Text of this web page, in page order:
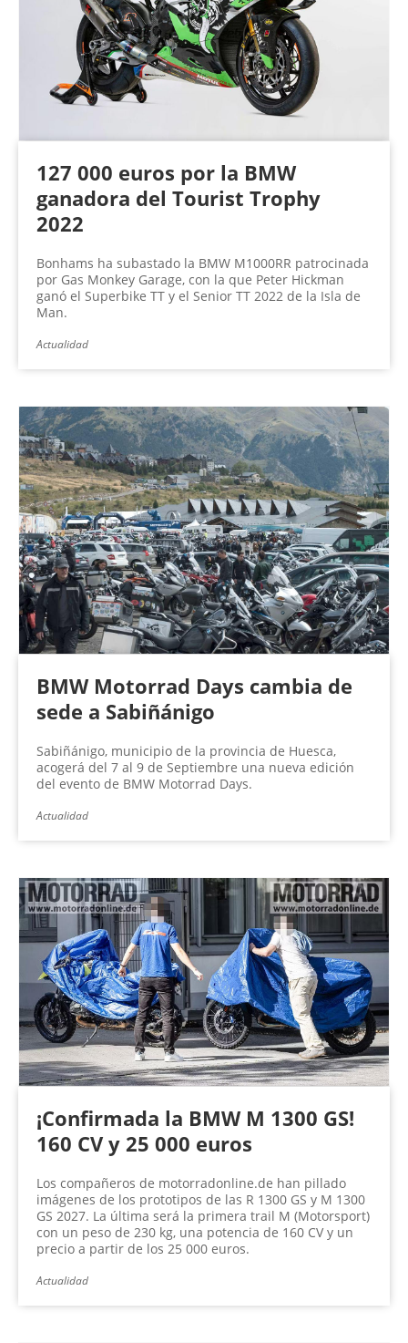
127 000 euros por la BMW
ganadora del Tourist Trophy
2022
Bonhams ha subastado la BMW M1000RR patrocinada
por Gas Monkey Garage, con la que Peter Hickman
ganó el Superbike TT y el Senior TT 2022 de la Isla de
Man.
Actualidad
BMW Motorrad Days cambia de
sede a Sabiñánigo
Sabiñánigo, municipio de la provincia de Huesca,
acogerá del 7 al 9 de Septiembre una nueva edición
del evento de BMW Motorrad Days.
Actualidad
¡Confirmada la BMW M 1300 GS!
160 CV y 25 000 euros
Los compañeros de motorradonline.de han pillado
imágenes de los prototipos de las R 1300 GS y M 1300
GS 2027. La última será la primera trail M (Motorsport)
con un peso de 230 kg, una potencia de 160 CV y un
precio a partir de los 25 000 euros.
Actualidad